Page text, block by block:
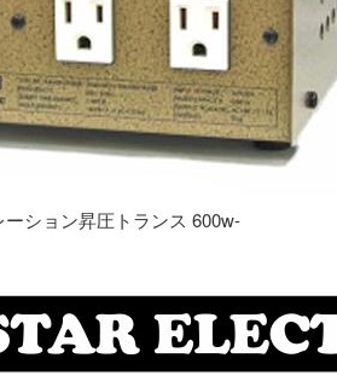
ション昇圧トランス 600w-